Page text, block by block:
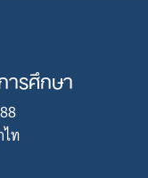
รศึกษา
ท